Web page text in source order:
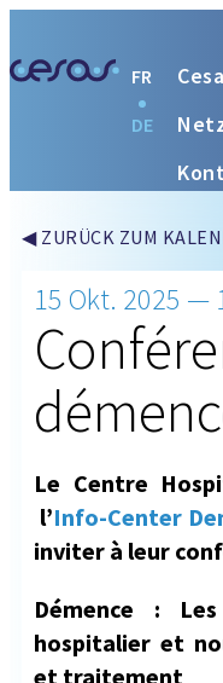
FR
DE
◀ ZURÜCK ZUM
15 Okt. 2025 —
Le Centre
l’Info-Center
inviter à leur
Démence :
hospitalier et n
et traitement